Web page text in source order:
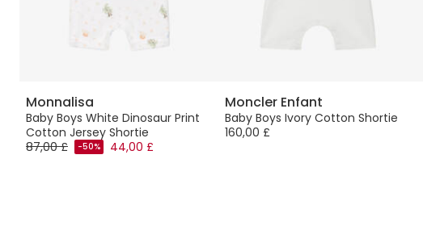
Monnalisa
Baby Boys White Dinosaur Print
Cotton Jersey Shortie
87,00 £
-50% 44,00 £
Moncler Enfant
Baby Boys Ivory Cotton Shortie
160,00 £